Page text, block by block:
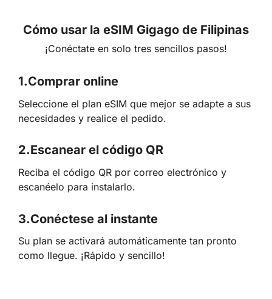
Cómo usar la eSIM Gigago de Filipinas
¡Conéctate en solo tres sencillos pasos!
1.Comprar online
Seleccione el plan eSIM que mejor se adapte a sus
necesidades y realice el pedido.
2.Escanear el código QR
Reciba el código QR por correo electrónico y
escanéelo para instalarlo.
3.Conéctese al instante
Su plan se activará automáticamente tan pronto
como llegue. ¡Rápido y sencillo!